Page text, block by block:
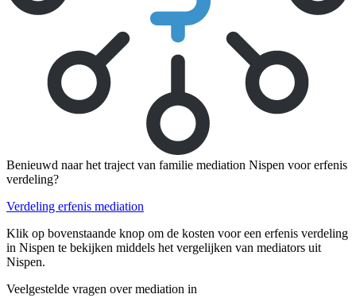
Benieuwd naar het traject van familie mediation Nispen voor erfenis
verdeling?
Verdeling erfenis mediation
Klik op bovenstaande knop om de kosten voor een erfenis verdeling
in Nispen te bekijken middels het vergelijken van mediators uit
Nispen.
Veelgestelde vragen over mediation in